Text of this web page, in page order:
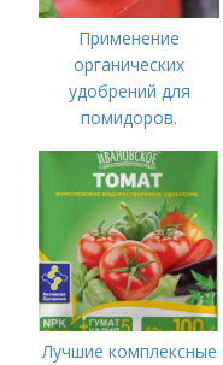
Применение
органических
удобрений для
помидоров.
удобрения для
томатов
Лучшие комплексные